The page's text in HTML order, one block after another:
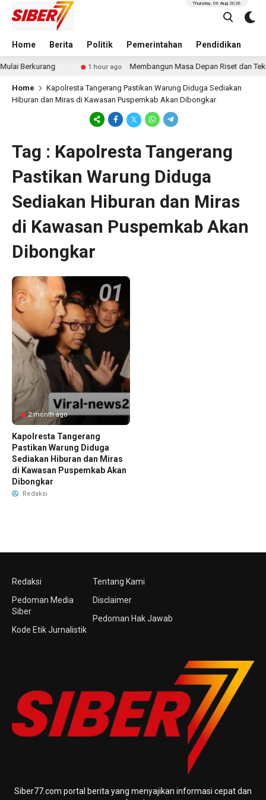
Home Berita Politik Pemerintahan Pendidikan
Thursday, 06 Aug 2026
Berkurang 1 hour ago Membangun Masa Depan Riset dan
Home
Kapolresta Tangerang Pastikan Warung Diduga Sediakan
Hiburan dan Miras di Kawasan Puspemkab Akan Dibongkar
Tag : Kapolresta Tangerang
Pastikan Warung Diduga
Sediakan Hiburan dan Miras
di Kawasan Puspemkab Akan
Dibongkar
2 month ago
Kapolresta Tangerang
Pastikan Warung Diduga
Sediakan Hiburan dan Miras
di Kawasan Puspemkab Akan
Dibongkar
Redaksi
Redaksi
Pedoman Media
Siber
Kode Etik Jurnalistik
Tentang Kami
Disclaimer
Pedoman Hak Jawab
Siber77.com portal berita yang menyajikan informasi cepat dan